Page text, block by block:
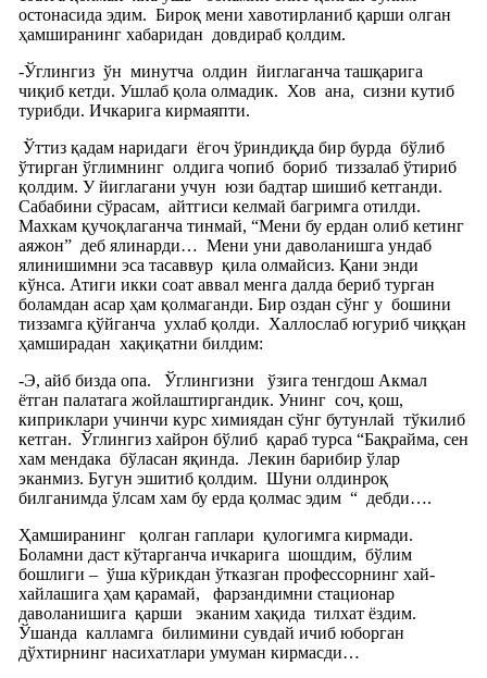
остонасида эдим. Бироқ мени хавотирланиб қарши олган
ҳамширанинг хабаридан довдираб қолдим.
-Ўглингиз ўн минутча олдин йиглаганча ташқарига
чиқиб кетди. Ушлаб қола олмадик. Хов ана, сизни кутиб
турибди. Ичкарига кирмаяпти.
Ўттиз қадам наридаги ёгоч ўриндиқда бир бурда бўлиб
ўтирган ўглимнинг олдига чопиб бориб тиззалаб ўтириб
қолдим. У йиглагани учун юзи бадтар шишиб кетганди.
Сабабини сўрасам, айтгиси келмай багримга отилди.
Махкам қучоқлаганча тинмай, “Мени бу ердан олиб кетинг
аяжон” деб ялинарди… Мени уни даволанишга ундаб
ялинишимни эса тасаввур қила олмайсиз. Қани энди
кўнса. Атиги икки соат аввал менга далда бериб турган
боламдан асар ҳам қолмаганди. Бир оздан сўнг у бошини
тиззамга қўйганча ухлаб қолди. Халлослаб югуриб чиққан
ҳамширадан хақиқатни билдим:
-Э, айб бизда опа.
Ўглингизни
ўзига тенгдош Акмал
ётган палатага жойлаштиргандик. Унинг соч, қош,
киприклари учинчи курс химиядан сўнг бутунлай тўкилиб
кетган. Ўглингиз хайрон бўлиб қараб турса “Бақрайма, сен
хам мендака бўласан яқинда. Лекин барибир ўлар
эканмиз. Бугун эшитиб қолдим. Шуни олдинроқ
билганимда ўлсам хам бу ерда қолмас эдим “ дебди….
Ҳамширанинг
қолган гаплари қулогимга кирмади.
Боламни даст кўтарганча ичкарига шошдим, бўлим
бошлиги – ўша кўрикдан ўтказган профессорнинг хай-
хайлашига ҳам қарамай,
фарзандимни стационар
даволанишига қарши эканим хақида тилхат ёздим.
Ўшанда калламга билимини сувдай ичиб юборган
дўхтирнинг насихатлари умуман кирмасди…